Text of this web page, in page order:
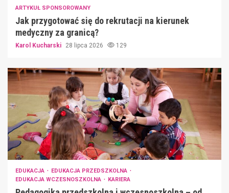
ARTYKUŁ SPONSOROWANY
Jak przygotować się do rekrutacji na kierunek
medyczny za granicą?
Karol Kucharski 28 lipca 2026 129
EDUKACJA
EDUKACJA PRZEDSZKOLNA
EDUKACJA WCZESNOSZKOLNA
KARIERA